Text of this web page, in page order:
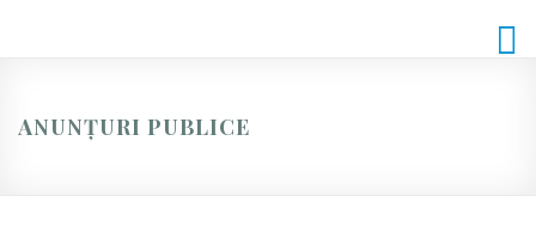
ANUNȚURI PUBLICE